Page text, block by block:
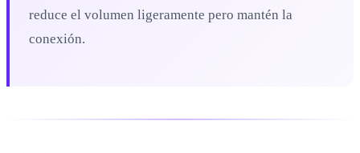
reduce el volumen ligeramente pero mantén la
conexión.